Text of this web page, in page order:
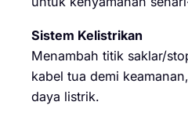
Sistem Kelistrikan
Menambah titik saklar/
kabel tua demi
daya listrik.